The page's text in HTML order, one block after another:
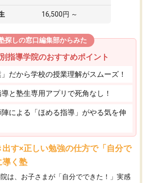
16,500円 ～
探しの窓口編集部からみた
指導学院のおすすめポイント
」だから学校の授業理解がスムーズ！
と塾生専用アプリで死角なし！
による「ほめる指導」がやる気を伸
す×正しい勉強の仕方で「自分で
導く塾
は、お子さまが「自分でできた！」実感